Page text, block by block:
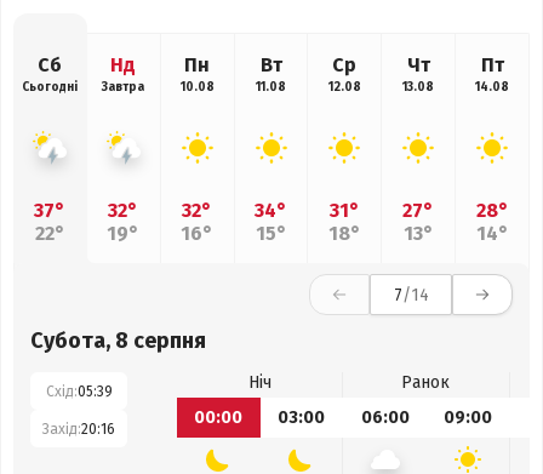
Сб
Сьогодні
37°
22°
Нд
Завтра
32°
19°
Пн
10.08
32°
16°
Вт
11.08
34°
15°
Ср
12.08
31°
18°
Чт
13.08
27°
13°
Пт
14.08
28°
14°
7/14
Субота, 8 серпня
Схід:05:39
Захід:20:16
Ніч
Ранок
00:00
03:00 06:00 09:00